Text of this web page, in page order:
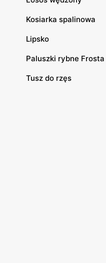
Kosiarka spalinowa
Lipsko
Paluszki rybne Frosta
Tusz do rzęs